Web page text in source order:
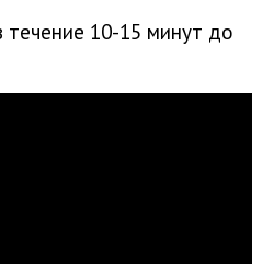
течение 10-15 минут до